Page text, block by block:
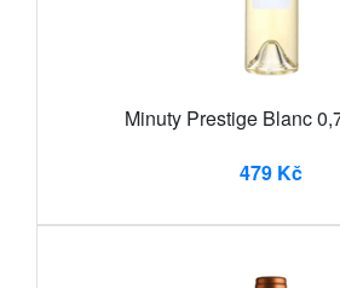
Minuty Prestige Blanc
479 Kč